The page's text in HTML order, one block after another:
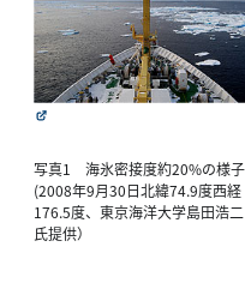
写真1 海氷密接度約20%の様子
(2008年9月30日北緯74.9度西経
176.5度、東京海洋大学島田浩二
氏提供）